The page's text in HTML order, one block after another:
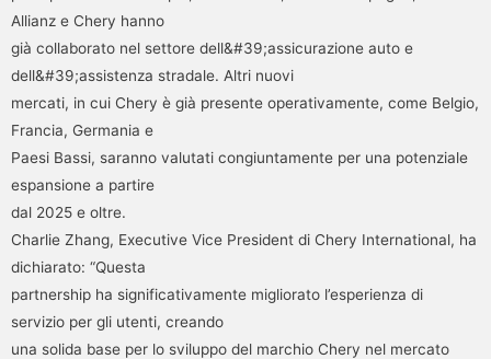
Allianz e Chery hanno
già collaborato nel settore dell&#39;assicurazione auto e
dell&#39;assistenza stradale. Altri nuovi
mercati, in cui Chery è già presente operativamente, come Belgio,
Francia, Germania e
Paesi Bassi, saranno valutati congiuntamente per una potenziale
espansione a partire
dal 2025 e oltre.
Charlie Zhang, Executive Vice President di Chery International, ha
dichiarato: “Questa
partnership ha significativamente migliorato l’esperienza di
servizio per gli utenti, creando
una solida base per lo sviluppo del marchio Chery nel mercato